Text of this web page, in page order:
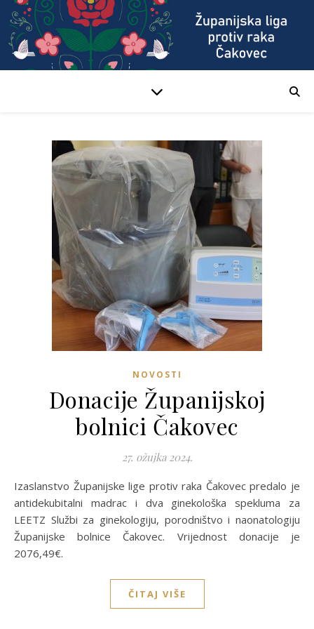
NOVOSTI
Donacije Županijskoj
bolnici Čakovec
27. ožujka 2024.
Izaslanstvo Županijske lige protiv raka Čakovec predalo je
antidekubitalni madrac i dva ginekološka spekluma za
LEETZ Službi za ginekologiju, porodništvo i naonatologiju
Županijske bolnice Čakovec. Vrijednost donacije je
2076,49€.
ČITAJ VIŠE